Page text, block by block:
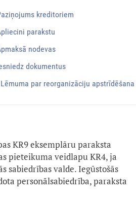
kreditoriem
parakstu
nodevas
dokumentus
par reorganizāciju apstrīdēšana
KR9 eksemplāru paraksta
pieteikuma veidlapu KR4, ja
sabiedrības valde. Iegūstošās
personālsabiedrība, paraksta